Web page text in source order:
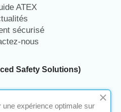
ATEX
sécurisé
nous
Safety Solutions)
Anthelios Bâtiment E
une expérience optimale sur